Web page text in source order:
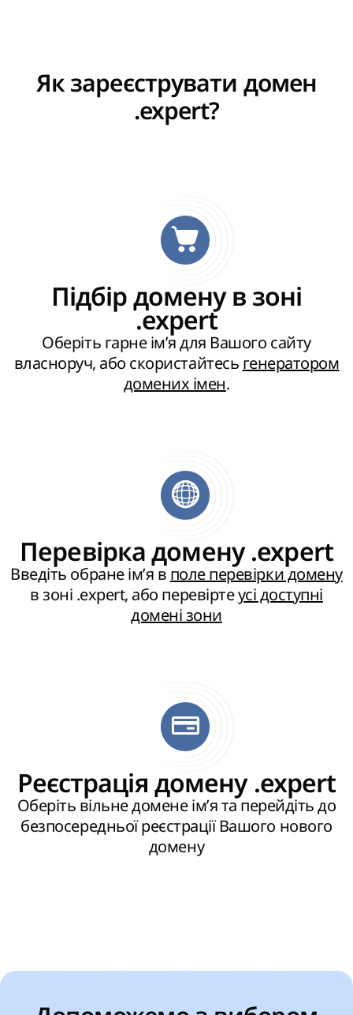
Як зареєструвати домен
.expert?
Підбір домену в зоні
.expert
Оберіть гарне ім’я для Вашого сайту
власноруч, або скористайтесь генератором
домених імен.
Перевірка домену .expert
Введіть обране ім’я в поле перевірки домену
в зоні .expert, або перевіртеусі доступні
домені зони
Реєстрація домену .expert
Оберіть вільне домене ім’я та перейдіть до
безпосередньої реєстрації Вашого нового
домену